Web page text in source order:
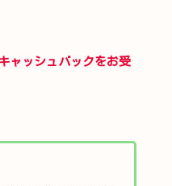
ャッシュバックをお受